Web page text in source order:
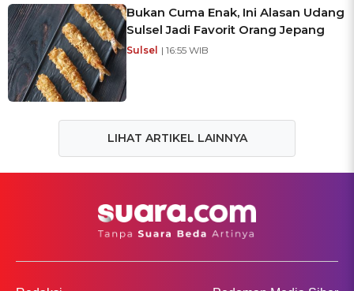
Bukan Cuma Enak, Ini Alasan Udang
Sulsel Jadi Favorit Orang Jepang
Sulsel | 16:55 WIB
LIHAT ARTIKEL LAINNYA